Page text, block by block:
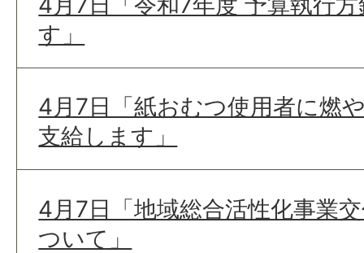
す」
4月7日「紙おむつ使用者に燃
支給します」
4月7日「地域総合活性化事業
ついて」